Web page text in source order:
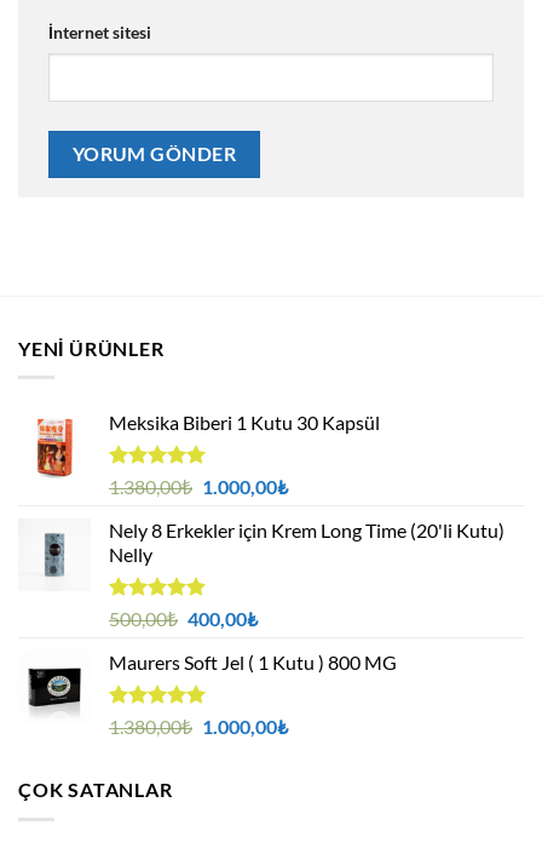
İnternet sitesi
YENI ÜRÜNLER
Meksika Biberi 1 Kutu 30 Kapsül
5 üzerinden
oy
aldı
1.380,00₺ Orijinal
1.380,00₺.
1.000,00₺Şu
fiyat:
Nely 8 Erkekler için Krem Long Time (20'li Kutu)
Nelly
5 üzerinden
oy
aldı
500,00₺ Orijinal
500,00₺.
400,00₺Şu
fiyat:
Maurers Soft Jel ( 1 Kutu ) 800 MG
5 üzerinden
oy
1.380,00₺ Orijinal
1.000,00₺Şu
ÇOK SATANLAR